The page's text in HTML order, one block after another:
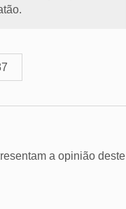
a opinião deste